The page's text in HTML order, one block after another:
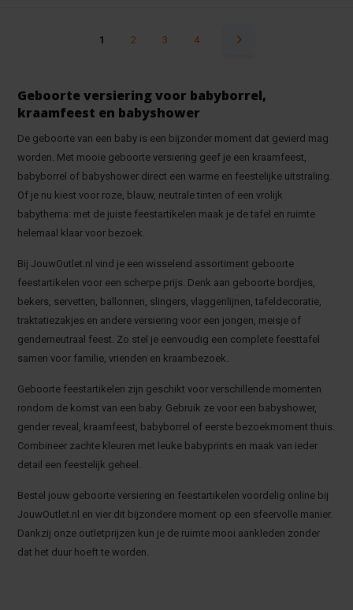
1 2 3 4
Geboorte versiering voor babyborrel,
kraamfeest en babyshower
De geboorte van een baby is een bijzonder moment dat gevierd mag
worden. Met mooie geboorte versiering geef je een kraamfeest,
babyborrel of babyshower direct een warme en feestelijke uitstraling.
Of je nu kiest voor roze, blauw, neutrale tinten of een vrolijk
babythema: met de juiste feestartikelen maak je de tafel en ruimte
helemaal klaar voor bezoek.
Bij JouwOutlet.nl vind je een wisselend assortiment geboorte
feestartikelen voor een scherpe prijs. Denk aan geboorte bordjes,
bekers, servetten, ballonnen, slingers, vlaggenlijnen, tafeldecoratie,
traktatiezakjes en andere versiering voor een jongen, meisje of
genderneutraal feest. Zo stel je eenvoudig een complete feesttafel
samen voor familie, vrienden en kraambezoek.
Geboorte feestartikelen zijn geschikt voor verschillende momenten
rondom de komst van een baby. Gebruik ze voor een babyshower,
gender reveal, kraamfeest, babyborrel of eerste bezoekmoment thuis.
Combineer zachte kleuren met leuke babyprints en maak van ieder
detail een feestelijk geheel.
Bestel jouw geboorte versiering en feestartikelen voordelig online bij
JouwOutlet.nl en vier dit bijzondere moment op een sfeervolle manier.
Dankzij onze outletprijzen kun je de ruimte mooi aankleden zonder
dat het duur hoeft te worden.